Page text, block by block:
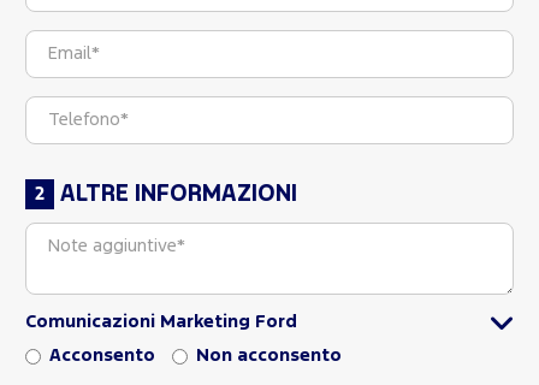
ALTRE INFORMAZIONI
Comunicazioni Marketing Ford
Acconsento Non acconsento